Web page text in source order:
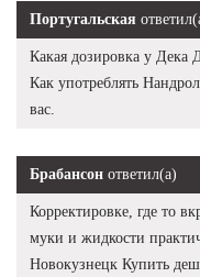
Португальская
Какая дозировка у Дека
Как употреблять
вас.
Брабансон ответил(а)
Корректировке, где то
муки и жидкости
Новокузнецк Купить